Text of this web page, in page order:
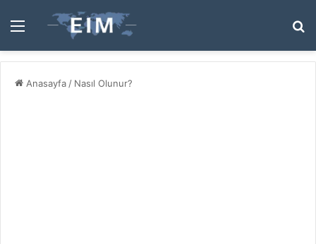
Menü
...
Anasayfa / Nasıl Olunur?